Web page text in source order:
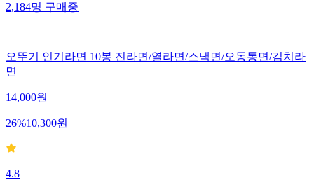
2,184명구매중
오뚜기 인기라면 10봉 진라면/열라면/스낵면/오동통면/김치라
면
14,000원
26%10,300원
4.8